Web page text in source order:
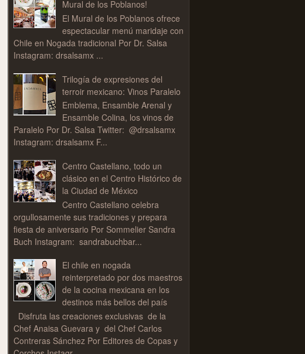
Mural de los Poblanos!
El Mural de los Poblanos ofrece
espectacular menú maridaje con
Chile en Nogada tradicional Por Dr. Salsa
Instagram: drsalsamx ...
Trilogía de expresiones del
terroir mexicano: Vinos Paralelo
Emblema, Ensamble Arenal y
Ensamble Colina, los vinos de
Paralelo Por Dr. Salsa Twitter: @drsalsamx
Instagram: drsalsamx F...
Centro Castellano, todo un
clásico en el Centro Histórico de
la Ciudad de México
Centro Castellano celebra
orgullosamente sus tradiciones y prepara
fiesta de aniversario Por Sommelier Sandra
Buch Instagram: sandrabuchbar...
El chile en nogada
reinterpretado por dos maestros
de la cocina mexicana en los
destinos más bellos del país
Disfruta las creaciones exclusivas de la
Chef Anaisa Guevara y del Chef Carlos
Contreras Sánchez Por Editores de Copas y